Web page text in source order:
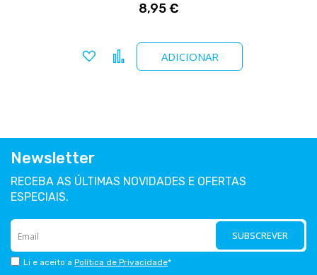
8,95 €
ADICIONAR
Adicionar a favoritos
Comparar
Newsletter
RECEBA AS ÚLTIMAS NOVIDADES E OFERTAS
ESPECIAIS.
SUBSCREVER
Li e aceito a Política de Privacidade*